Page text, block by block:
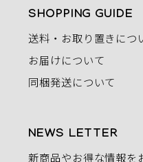
SHOPPING GUIDE
送料・お取り置きにつ
お届けについて
同梱発送について
NEWS LETTER